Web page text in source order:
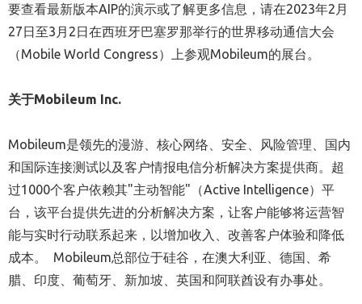
要查看最新版本AIP的演示或了解更多信息，请在2023年2月
27日至3月2日在西班牙巴塞罗那举行的世界移动通信大会
（Mobile World Congress）上参观Mobileum的展台。
关于Mobileum Inc.
Mobileum是领先的漫游、核心网络、安全、风险管理、国内
和国际连接测试以及客户情报电信分析解决方案提供商。超
过1000个客户依赖其"主动智能"（Active Intelligence）平
台，该平台提供先进的分析解决方案，让客户能够将运营智
能与实时行动联系起来，以增加收入、改善客户体验和降低
成本。 Mobileum总部位于硅谷，在澳大利亚、德国、希
腊、印度、葡萄牙、新加坡、英国和阿联酋设有办事处。